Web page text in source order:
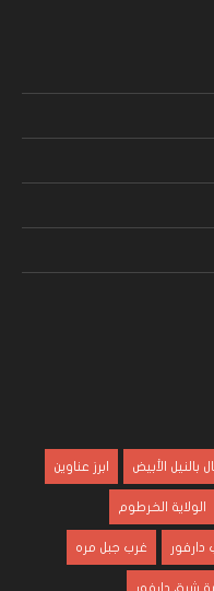
بالنيل الأبيض ابرز عناوين
الولاية الخرطوم
دارفور غرب جبل مره
شرق دارفور